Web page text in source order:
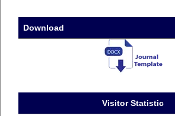
Download
Visitor Statistic